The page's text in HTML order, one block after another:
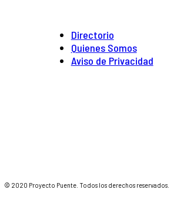
Directorio
Quienes Somos
Aviso de Privacidad
© 2020 Proyecto Puente. Todos los derechos reservados.